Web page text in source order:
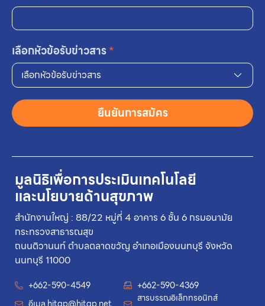
มูลนิธิเพื่อการประเมินเทคโนโลยี
และนโยบายด้านสุขภาพ
สำนักงานใหญ่ : 88/22 หมู่ที่ 4 อาคาร 6 ชั้น 6 กรมอนามัย
กระทรวงสาธารณสุข
ถนนติวานนท์ ตำบลตลาดขวัญ อำเภอเมืองนนทบุรี จังหวัด
นนทบุรี 11000
+662-590-4549
+662-590-4369
สารบรรณอิเล็กทรอนิกส์
เลือกหัวข้อรับข่าวสาร*
เลือกหัวข้อรับข่าวสาร
ยืนยันการสมัคร